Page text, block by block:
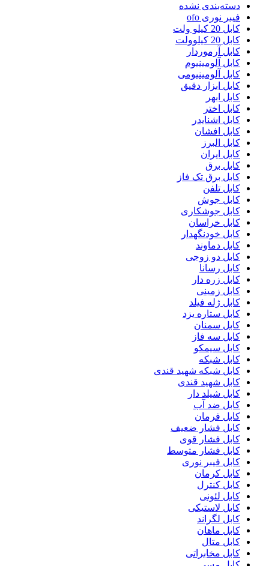
دسته‌بندی نشده
فیبر نوری ofo
کابل 20 کیلو ولت
کابل 20 کیلوولت
کابل آرموردار
کابل آلومینیوم
کابل آلومینیومی
کابل ابزار دقیق
کابل ابهر
کابل اختر
کابل اشنایدر
کابل افشان
کابل البرز
کابل ایران
کابل برق
کابل برق تک فاز
کابل تلفن
کابل جوش
کابل جوشکاری
کابل خراسان
کابل خودنگهدار
کابل دماوند
کابل دو زوجی
کابل رسانا
کابل زره دار
کابل زمینی
کابل ژله فیلد
کابل ستاره یزد
کابل سمنان
کابل سه فاز
کابل سیمکو
کابل شبکه
کابل شبکه شهید قندی
کابل شهید قندی
کابل شیلد دار
کابل ضد آب
کابل فرمان
کابل فشار ضعیف
کابل فشار قوی
کابل فشار متوسط
کابل فیبر نوری
کابل کرمان
کابل کنترل
کابل لئونی
کابل لاستیکی
کابل لگراند
کابل ماهان
کابل متال
کابل مخابراتی